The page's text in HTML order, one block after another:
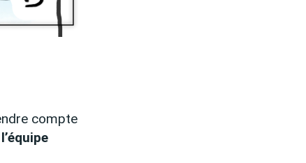
compte
l’équipe